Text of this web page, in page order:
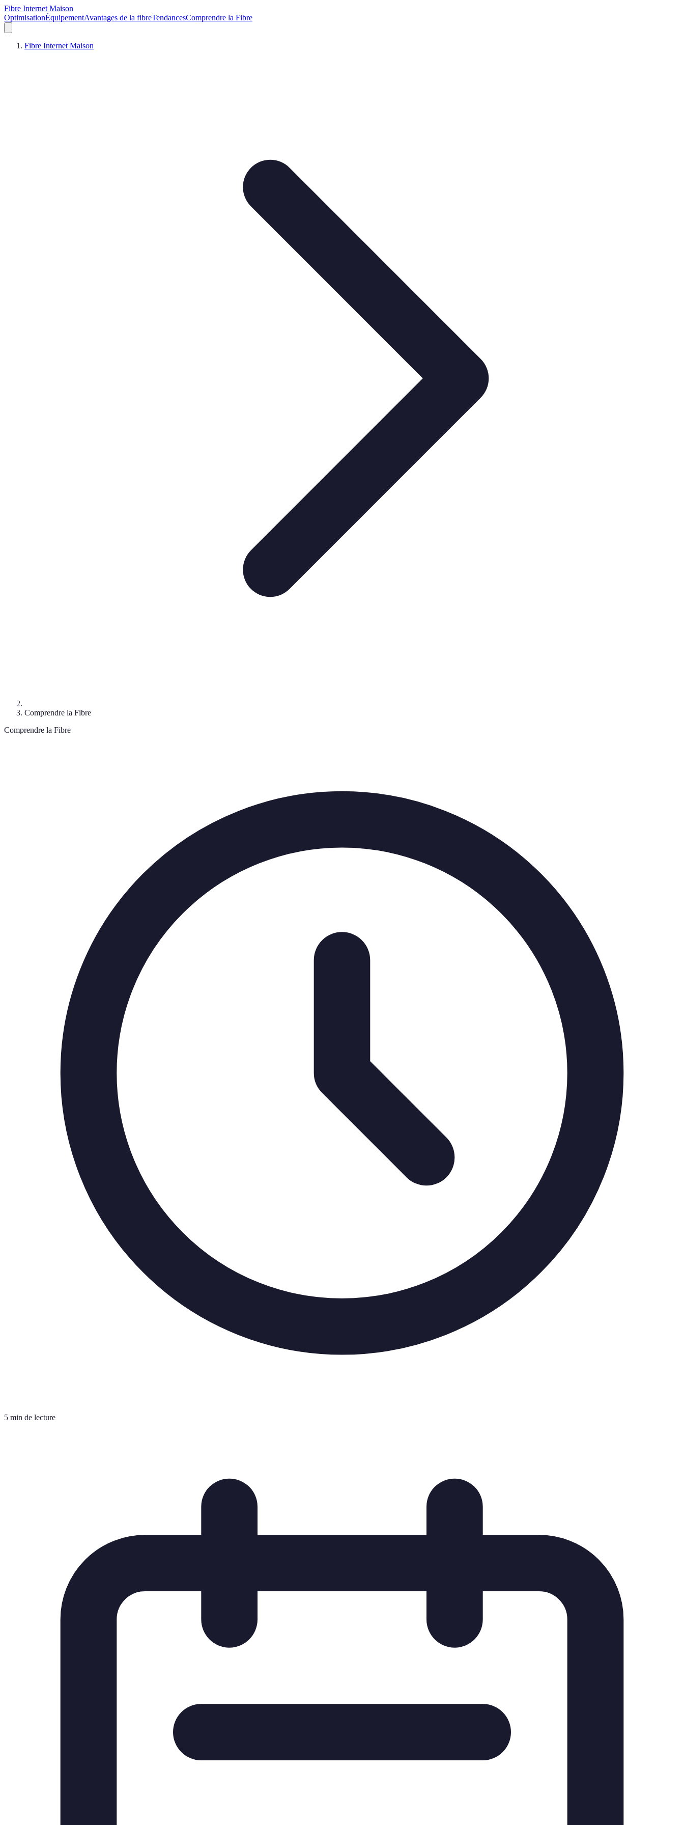
Fibre Internet Maison
OptimisationÉquipementAvantages de la fibreTendancesComprendre la Fibre
Fibre Internet Maison
Comprendre la Fibre
Comprendre la Fibre
5 min de lecture